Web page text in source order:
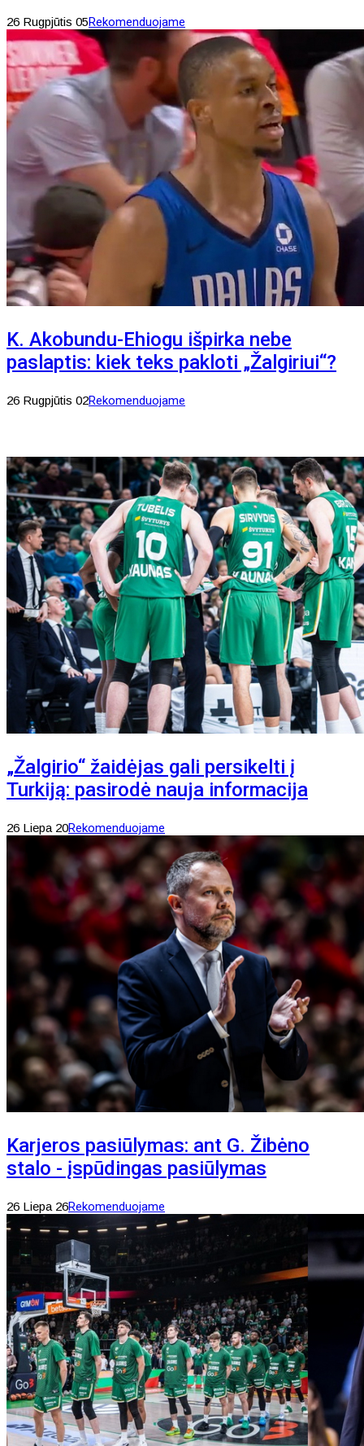
26 Rugpjūtis 05Rekomenduojame
K. Akobundu-Ehiogu išpirka nebe
paslaptis: kiek teks pakloti „Žalgiriui“?
26 Rugpjūtis 02Rekomenduojame
„Žalgirio“ žaidėjas gali persikelti į
Turkiją: pasirodė nauja informacija
26 Liepa 20Rekomenduojame
Karjeros pasiūlymas: ant G. Žibėno
stalo - įspūdingas pasiūlymas
26 Liepa 26Rekomenduojame